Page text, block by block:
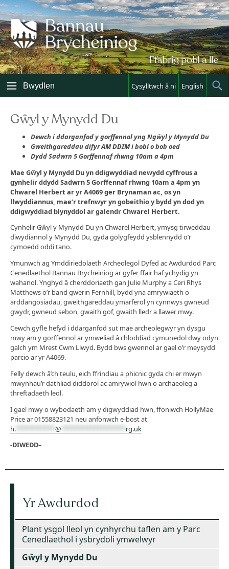
Skip
to
content
Bwydlen Cysylltwch â ni English
Gŵyl y Mynydd Du
Dewch i ddarganfod y gorffennol yng Ngŵyl y Mynydd Du
Gweithgareddau difyr AM DDIM i bobl o bob oed
Dydd Sadwrn 5 Gorffennaf rhwng 10am a 4pm
Mae Gŵyl y Mynydd Duyn ddigwyddiad newydd cyffrous a
gynhelir ddydd Sadwrn 5 Gorffennaf rhwng 10am a 4pm yn
Chwarel Herbert ar yr A4069 ger Brynaman ac, os yn
llwyddiannus, mae’r trefnwyr yn gobeithio y bydd yn dod yn
ddigwyddiad blynyddol ar galendr Chwarel Herbert.
Cynhelir Gŵyl y Mynydd Du yn Chwarel Herbert, ymysg tirweddau
diwydiannol y Mynydd Du, gyda golygfeydd ysblennydd o’r
cymoedd oddi tano.
Ymunwch ag Ymddiriedolaeth Archeolegol Dyfed ac Awdurdod Parc
Cenedlaethol Bannau Brycheiniog ar gyfer ffair haf ychydig yn
wahanol. Ynghyd â cherddoriaeth gan Julie Murphy a Ceri Rhys
Matthews o’r band gwerin Fernhill, bydd yna amrywiaeth o
arddangosiadau, gweithgareddau ymarferol yn cynnwys gwneud
gwydr, gwneud sebon, gwaith gof, gwaith lledr a llawer mwy.
Cewch gyfle hefyd i ddarganfod sut mae archeolegwyr yn dysgu
mwy am y gorffennol ar ymweliad â chloddiad cymunedol dwy odyn
galch ym Mrest Cwm Llwyd. Bydd bws gwennol ar gael o’r meysydd
parcio ar yr A4069.
Felly dewch â’ch teulu, eich ffrindiau a phicnic gyda chi er mwyn
mwynhau’r dathliad diddorol ac amrywiol hwn o archaeoleg a
threftadaeth leol.
I gael mwy o wybodaeth am y digwyddiad hwn, ffoniwch HollyMae
Price ar 01558823121 neu anfonwch e-bost at
h.
@
rg.uk
-DIWEDD–
Yr Awdurdod
Plant ysgol lleol yn cynhyrchu taflen am y Parc
Cenedlaethol i ysbrydoli ymwelwyr
Gŵyl y Mynydd Du